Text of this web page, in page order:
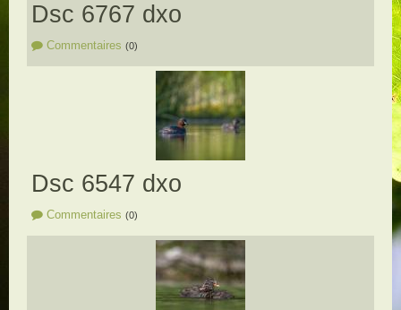
Dsc 6767 dxo
Commentaires (0)
Dsc 6547 dxo
Commentaires (0)